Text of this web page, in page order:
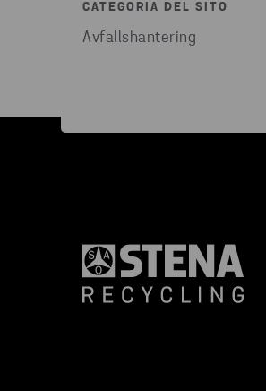
CATEGORIA DEL SITO
Avfallshantering